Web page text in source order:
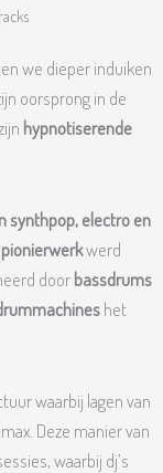
we dieper induiken
oorsprong in de
hypnotiserende
synthpop, electro en
werd
doorbassdrums
het
waarbij lagen van
Deze manier van
waarbij dj’s